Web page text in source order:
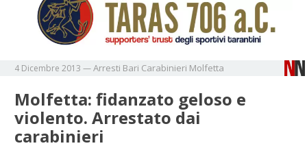
4 Dicembre 2013 —Arresti Bari Carabinieri Molfetta
Molfetta: fidanzato geloso e
violento. Arrestato dai
carabinieri